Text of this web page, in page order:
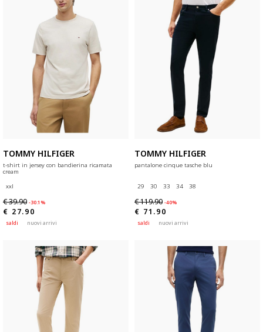
TOMMY HILFIGER
t-shirt in jersey con bandierina ricamata
cream
xxl
€ 39.90 -30.1%
€ 27.90
saldi nuovi arrivi
TOMMY HILFIGER
pantalone cinque tasche blu
29 30 33 34 38
€ 119.90 -40%
€ 71.90
saldi nuovi arrivi